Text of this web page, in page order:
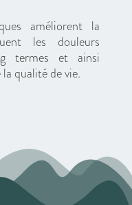
améliorent la
les douleurs
termes et ainsi
qualité de vie.